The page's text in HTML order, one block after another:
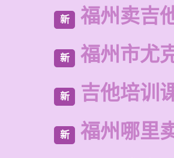
新 福州卖吉
新 福州市尤
新 吉他培训
新 福州哪里